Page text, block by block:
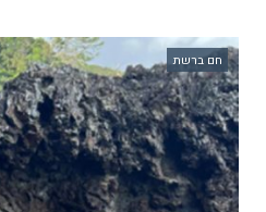
חם ברשת